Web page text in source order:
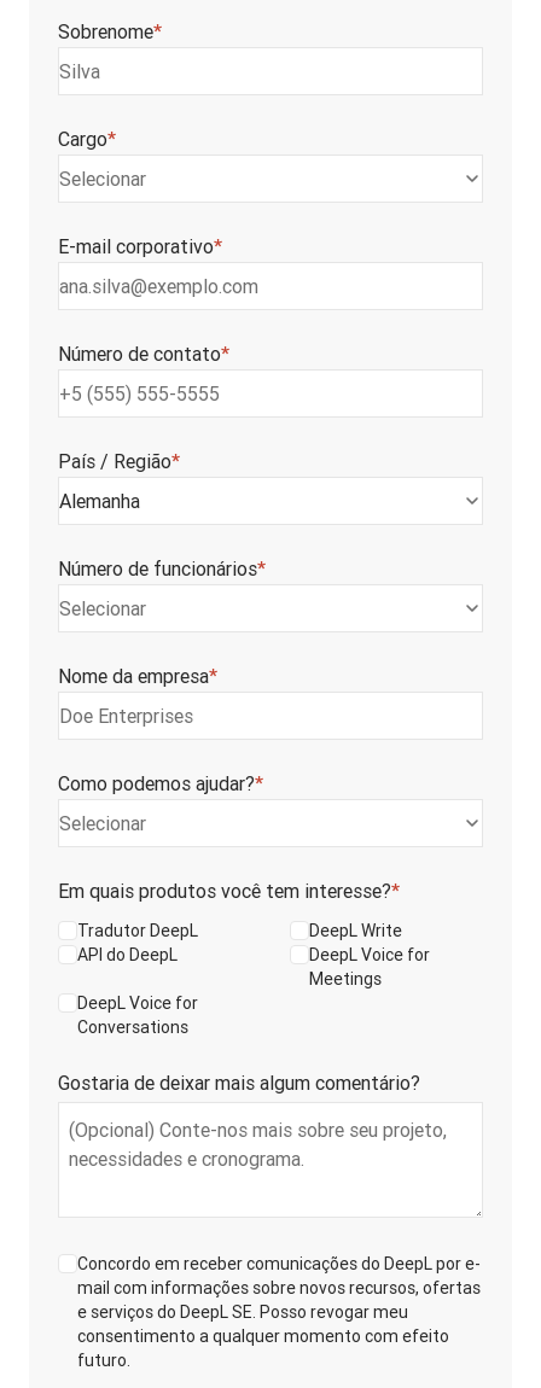
Sobrenome*
Cargo*
Selecionar
E-mail corporativo*
Número de contato*
País / Região*
Alemanha
Número de funcionários*
Selecionar
Nome da empresa*
Como podemos ajudar?*
Selecionar
Em quais produtos você tem interesse?*
Tradutor DeepL
DeepL Write
API do DeepL
DeepL Voice for
Meetings
DeepL Voice for
Conversations
Gostaria de deixar mais algum comentário?
Concordo em receber comunicações do DeepL por e-
mail com informações sobre novos recursos, ofertas
e serviços do DeepL SE. Posso revogar meu
consentimento a qualquer momento com efeito
futuro.